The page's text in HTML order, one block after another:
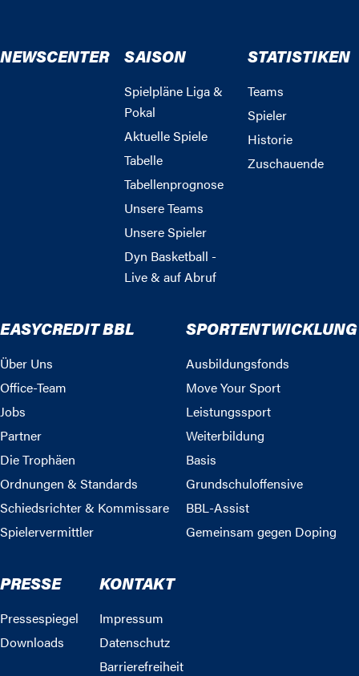
NEWSCENTER SAISON
Spielpläne Liga &
Pokal
Aktuelle Spiele
Tabelle
Tabellenprognose
Unsere Teams
Unsere Spieler
Dyn Basketball -
Live & auf Abruf
STATISTIKEN
Teams
Spieler
Historie
Zuschauende
EASYCREDIT BBL
Über Uns
Office-Team
Jobs
Partner
Die Trophäen
Ordnungen & Standards
Schiedsrichter & Kommissare
Spielervermittler
SPORTENTWICKLUNG
Ausbildungsfonds
Move Your Sport
Leistungssport
Weiterbildung
Basis
Grundschuloffensive
BBL-Assist
Gemeinsam gegen Doping
PRESSE
Pressespiegel
Downloads
KONTAKT
Impressum
Datenschutz
Barrierefreiheit